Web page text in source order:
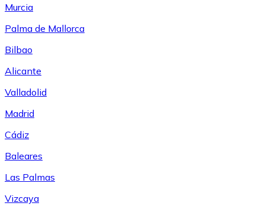
Murcia
Palma de Mallorca
Bilbao
Alicante
Valladolid
Madrid
Cádiz
Baleares
Las Palmas
Vizcaya